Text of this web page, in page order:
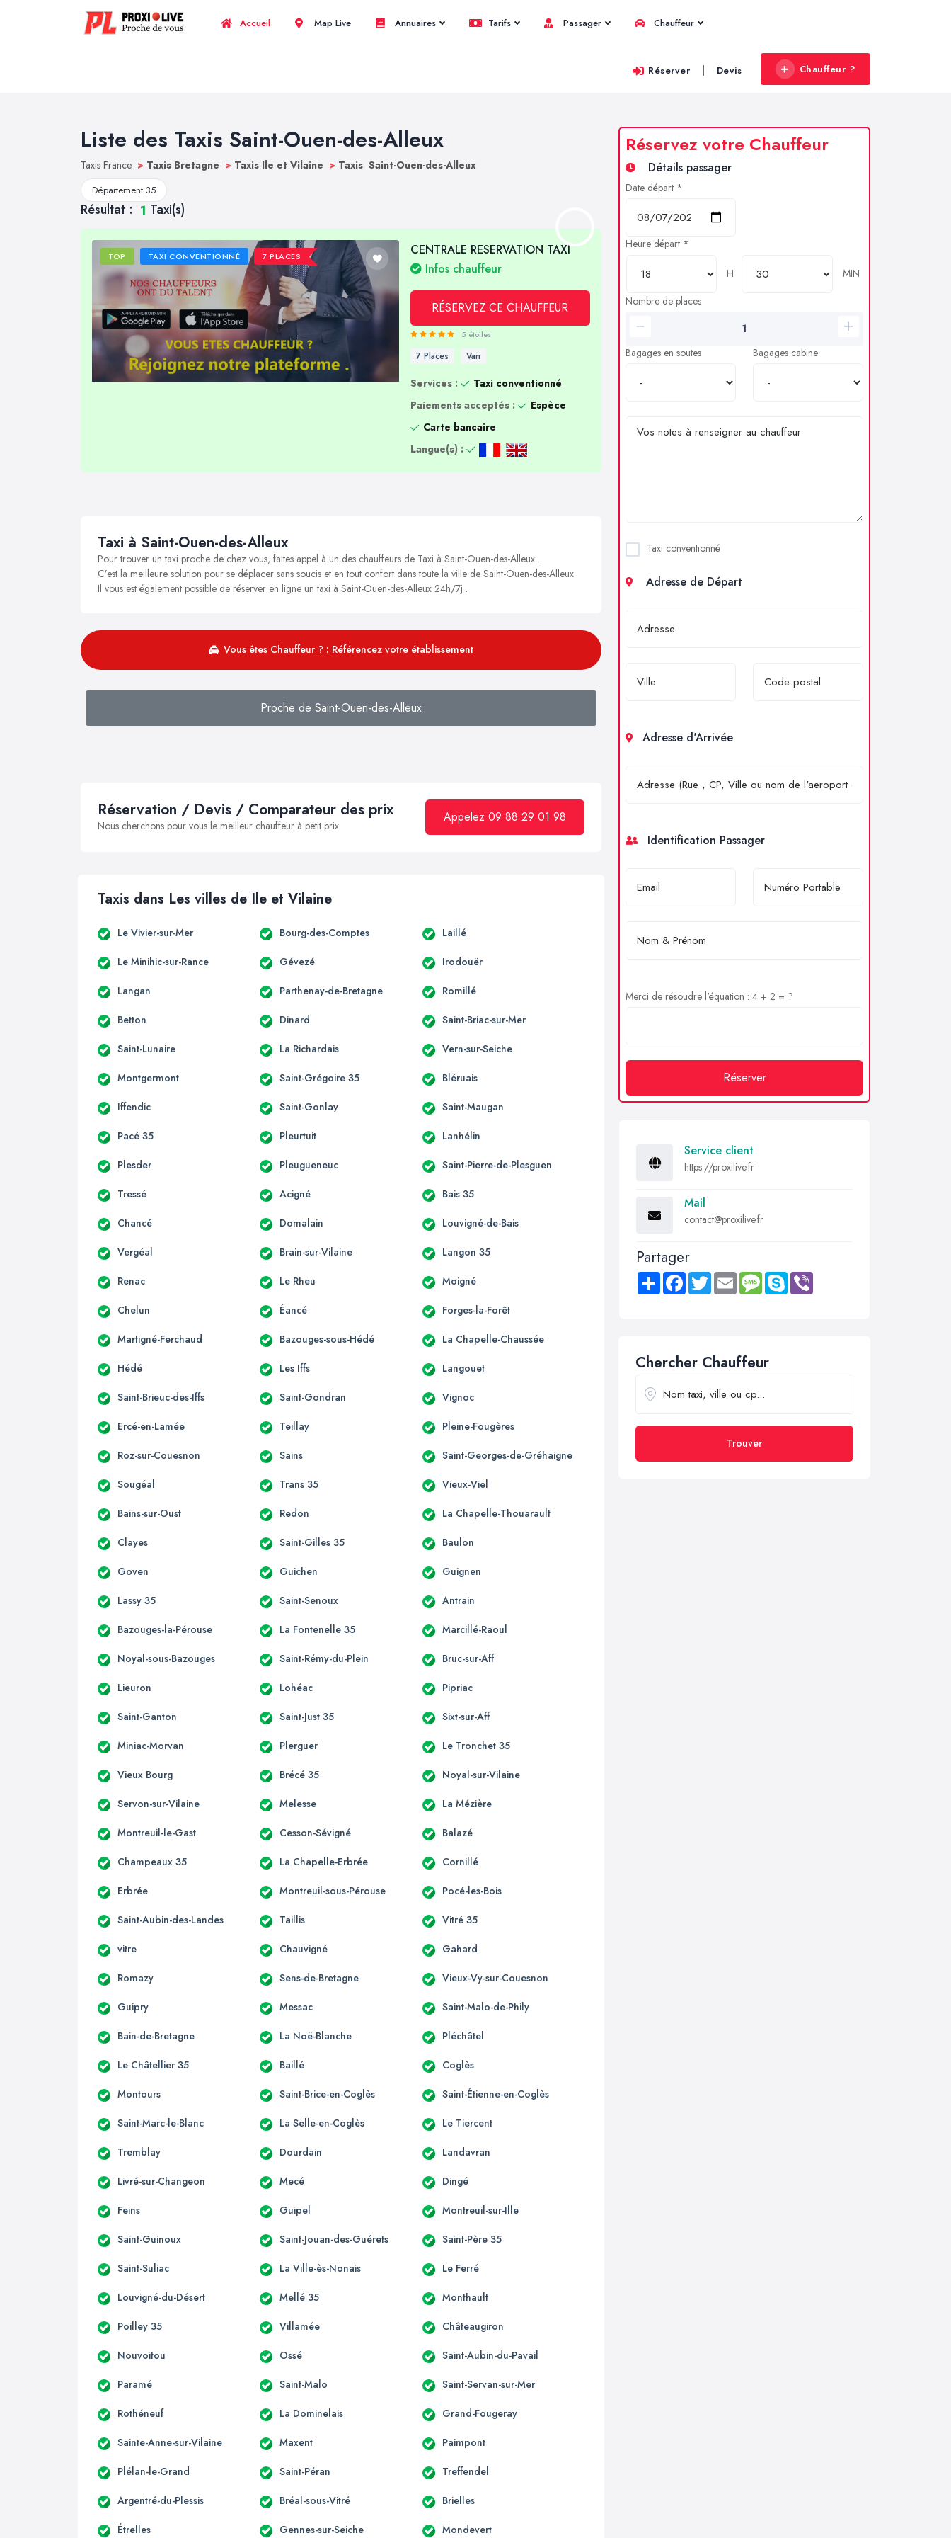
Accueil Map Live Annuaires Tarifs Passager Chauffeur
Réserver | Devis Chauffeur ?
Liste des Taxis Saint-Ouen-des-Alleux
Taxis France > Taxis Bretagne > Taxis Ile et Vilaine > Taxis Saint-Ouen-des-Alleux
Département 35
Résultat : 1 Taxi(s)
TOP TAXI CONVENTIONNÉ 7 PLACES
CENTRALE RESERVATION TAXI
Infos chauffeur
RÉSERVEZ CE CHAUFFEUR
5 étoiles
7 Places Van
Services :
Taxi conventionné
Paiements acceptés :
Espèce
Carte bancaire
Langue(s) :
Taxi à Saint-Ouen-des-Alleux
Pour trouver un taxi proche de chez vous, faites appel à un des chauffeurs de Taxi à Saint-Ouen-des-Alleux .
C’est la meilleure solution pour se déplacer sans soucis et en tout confort dans toute la ville de Saint-Ouen-des-Alleux.
Il vous est également possible de réserver en ligne un taxi à Saint-Ouen-des-Alleux 24h/7j .
Vous êtes Chauffeur ? : Référencez votre établissement
Proche de Saint-Ouen-des-Alleux
Réservation / Devis / Comparateur des prix
Nous cherchons pour vous le meilleur chauffeur à petit prix
Appelez 09 88 29 01 98
Taxis dans Les villes de Ile et Vilaine
Le Vivier-sur-Mer Bourg-des-Comptes Laillé
Le Minihic-sur-Rance Gévezé Irodouër
Langan Parthenay-de-Bretagne Romillé
Betton Dinard Saint-Briac-sur-Mer
Saint-Lunaire La Richardais Vern-sur-Seiche
Montgermont Saint-Grégoire 35 Bléruais
Iffendic Saint-Gonlay Saint-Maugan
Pacé 35 Pleurtuit Lanhélin
Plesder Pleugueneuc Saint-Pierre-de-Plesguen
Tressé Acigné Bais 35
Chancé Domalain Louvigné-de-Bais
Vergéal Brain-sur-Vilaine Langon 35
Renac Le Rheu Moigné
Chelun Éancé Forges-la-Forêt
Martigné-Ferchaud Bazouges-sous-Hédé La Chapelle-Chaussée
Hédé Les Iffs Langouet
Saint-Brieuc-des-Iffs Saint-Gondran Vignoc
Ercé-en-Lamée Teillay Pleine-Fougères
Roz-sur-Couesnon Sains Saint-Georges-de-Gréhaigne
Sougéal Trans 35 Vieux-Viel
Bains-sur-Oust Redon La Chapelle-Thouarault
Clayes Saint-Gilles 35 Baulon
Goven Guichen Guignen
Lassy 35 Saint-Senoux Antrain
Bazouges-la-Pérouse La Fontenelle 35 Marcillé-Raoul
Noyal-sous-Bazouges Saint-Rémy-du-Plein Bruc-sur-Aff
Lieuron Lohéac Pipriac
Saint-Ganton Saint-Just 35 Sixt-sur-Aff
Miniac-Morvan Plerguer Le Tronchet 35
Vieux Bourg Brécé 35 Noyal-sur-Vilaine
Servon-sur-Vilaine Melesse La Mézière
Montreuil-le-Gast Cesson-Sévigné Balazé
Champeaux 35 La Chapelle-Erbrée Cornillé
Erbrée Montreuil-sous-Pérouse Pocé-les-Bois
Saint-Aubin-des-Landes Taillis Vitré 35
vitre Chauvigné Gahard
Romazy Sens-de-Bretagne Vieux-Vy-sur-Couesnon
Guipry Messac Saint-Malo-de-Phily
Bain-de-Bretagne La Noë-Blanche Pléchâtel
Le Châtellier 35 Baillé Coglès
Montours Saint-Brice-en-Coglès Saint-Étienne-en-Coglès
Saint-Marc-le-Blanc La Selle-en-Coglès Le Tiercent
Tremblay Dourdain Landavran
Livré-sur-Changeon Mecé Dingé
Feins Guipel Montreuil-sur-Ille
Saint-Guinoux Saint-Jouan-des-Guérets Saint-Père 35
Saint-Suliac La Ville-ès-Nonais Le Ferré
Louvigné-du-Désert Mellé 35 Monthault
Poilley 35 Villamée Châteaugiron
Nouvoitou Ossé Saint-Aubin-du-Pavail
Paramé Saint-Malo Saint-Servan-sur-Mer
Rothéneuf La Dominelais Grand-Fougeray
Sainte-Anne-sur-Vilaine Maxent Paimpont
Plélan-le-Grand Saint-Péran Treffendel
Argentré-du-Plessis Bréal-sous-Vitré Brielles
Étrelles Gennes-sur-Seiche Mondevert
Réservez votre Chauffeur
Détails passager
Date départ *
Heure départ *
H
MIN
Nombre de places
Bagages en soutes Bagages cabine
Taxi conventionné
Adresse de Départ
Adresse d'Arrivée
Identification Passager
Merci de résoudre l'équation : 4 + 2 = ?
Réserver
Service client
https://proxilive.fr
Mail
contact@proxilive.fr
Partager
Share FacebookTwitter Email MessageSkype
Chercher Chauffeur
Trouver